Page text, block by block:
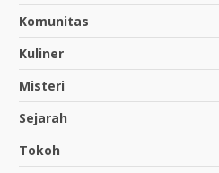
Komunitas
Kuliner
Misteri
Sejarah
Tokoh